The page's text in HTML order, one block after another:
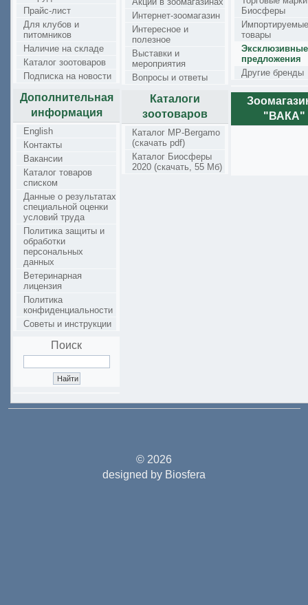
Прайс-лист
Для клубов и
питомников
Наличие на складе
Каталог зоотоваров
Подписка на новости
Дополнительная
информация
English
Контакты
Вакансии
Каталог товаров
списком
Данные о результатах
специальной оценки
условий труда
Политика защиты и
обработки
персональных
данных
Ветеринарная
лицензия
Политика
конфиденциальности
Советы и инструкции
Поиск
Интернет-зоомагазин
Интересное и
полезное
Выставки и
мероприятия
Вопросы и ответы
Каталоги
зоотоваров
Каталог MP-Bergamo
(скачать pdf)
Каталог Биосферы
2020 (скачать, 55 Мб)
Биосферы
Импортируемые
товары
Эксклюзивные
предложения
Другие бренды
"ВАКА"
© 2026
designed by Biosfera